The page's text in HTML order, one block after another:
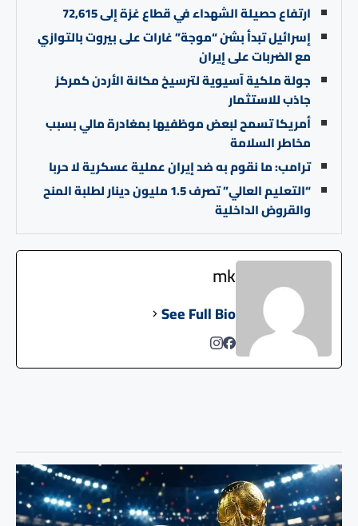
ارتفاع حصيلة الشهداء في قطاع غزة إلى 72,615
إسرائيل تبدأ بشن “موجة” غارات على بيروت بالتوازي
مع الضربات على إيران
جولة ملكية آسيوية لترسيخ مكانة الأردن كمركز
جاذب للاستثمار
أمريكا تسمح لبعض موظفيها بمغادرة مالي بسبب
مخاطر السلامة
ترامب: ما نقوم به ضد إيران عملية عسكرية لا حربا
“التعليم العالي” تصرف 1.5 مليون دينار لطلبة المنح
والقروض الداخلية
mk
See Full Bio